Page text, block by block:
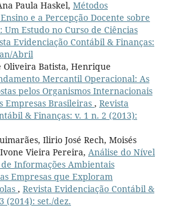
Paula Haskel, Métodos
e a Percepção Docente sobre
Estudo no Curso de Ciências
Evidenciação Contábil & Finanças:
Abril
Oliveira Batista, Henrique
Mercantil Operacional: As
pelos Organismos Internacionais
Empresas Brasileiras , Revista
& Finanças: v. 1 n. 2 (2013):
Ilirio José Rech, Moisés
Vieira Pereira, Análise do Nível
Informações Ambientais
Empresas que Exploram
, Revista Evidenciação Contábil &
(2014): set./dez.